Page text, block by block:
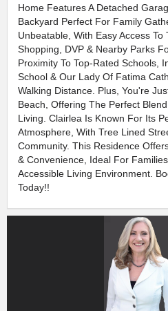
Home Features A Detached
Backyard Perfect For Family
Unbeatable, With Easy Access To
Shopping, DVP & Nearby Parks
Proximity To Top-Rated Schools,
School & Our Lady Of Fatima
Walking Distance. Plus, You're
Beach, Offering The Perfect
Living. Clairlea Is Known For Its
Atmosphere, With Tree Lined
Community. This Residence
& Convenience, Ideal For
Accessible Living Environment.
Today!!